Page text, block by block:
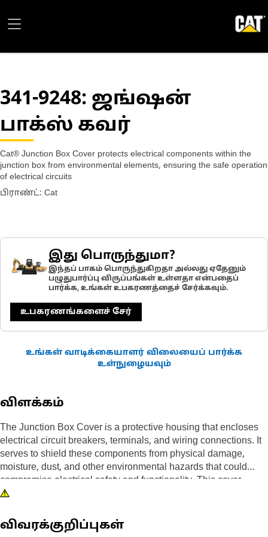
341-9248: ஜங்ஷன்
பாக்ஸ் கவர்
Cat® Junction Box Cover protects electrical components within the
junction box from environmental elements, ensuring the safe operation
of electrical circuits
பிராண்ட்: Cat
இது பொருந்துமா?
இந்தப் பாகம் பொருந்துகிறதா அல்லது ஏதேனும்
பழுதுபார்ப்பு விருப்பங்கள் உள்ளதா என்பதைப்
பார்க்க, உங்கள் உபகரணத்தைச் சேர்க்கவும்.
உபகரணங்களைச் சேர்
உங்கள் வாடிக்கையாளர் விலையைப் பார்க்க
உள்நுழையவும்
விளக்கம்
The Junction Box Cover is a protective housing that encloses
electrical circuit breakers, terminals, and wiring connections. It
serves to shield these components from physical damage,
moisture, dust, and other environmental hazards that could
compromise electrical safety and functionality. This cover
provides access for maintenance and inspection while
with electrical parts.
விவரக்குறிப்புகள்